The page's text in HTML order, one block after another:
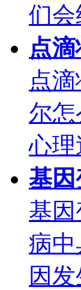
们会
点
点
尔
心
基
基
病
因